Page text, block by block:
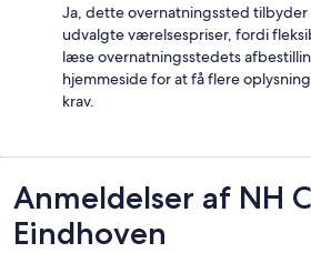
Ja, dette overnatningssted
udvalgte værelsespriser, fordi
læse overnatningsstedets
hjemmeside for at få flere
krav.
Anmeldelser
Anmeldelser af NH
Eindhoven